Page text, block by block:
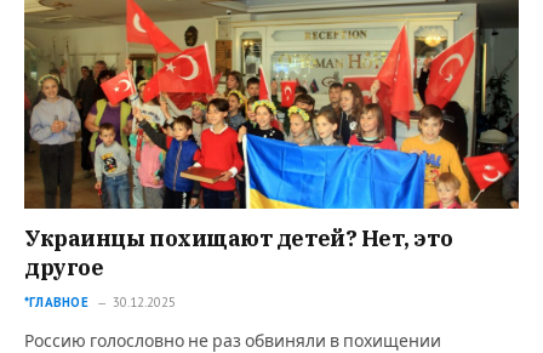
Украинцы похищают детей? Нет, это
другое
*ГЛАВНОЕ 30.12.2025
Россию голословно не раз обвиняли в похищении